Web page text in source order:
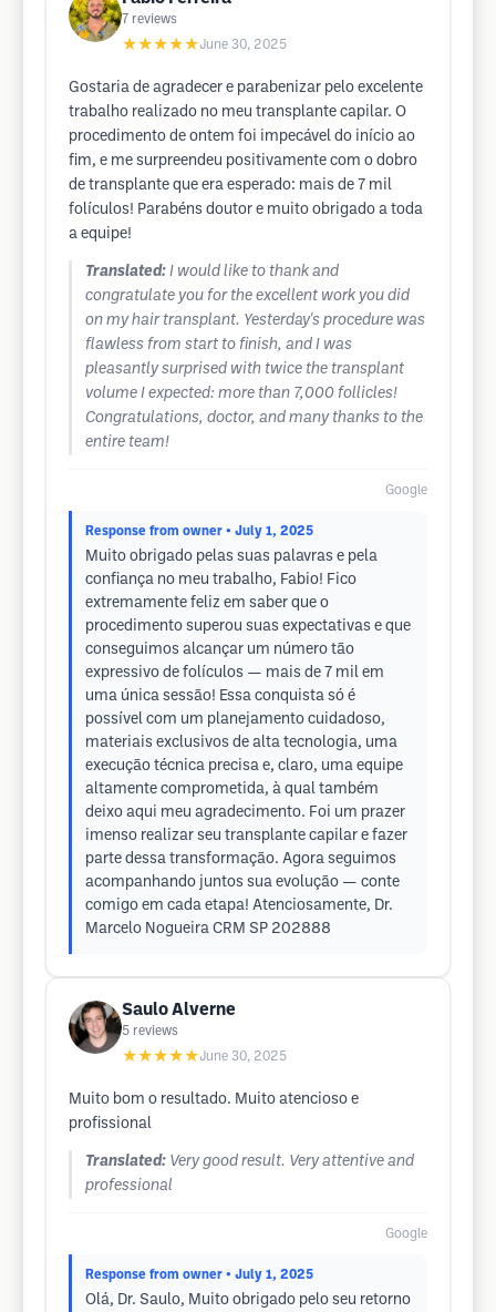
7 reviews
★★★★★June 30, 2025
Gostaria de agradecer e parabenizar pelo excelente
trabalho realizado no meu transplante capilar. O
procedimento de ontem foi impecável do início ao
fim, e me surpreendeu positivamente com o dobro
de transplante que era esperado: mais de 7 mil
folículos! Parabéns doutor e muito obrigado a toda
a equipe!
Translated: I would like to thank and
congratulate you for the excellent work you did
on my hair transplant. Yesterday's procedure was
flawless from start to finish, and I was
pleasantly surprised with twice the transplant
volume I expected: more than 7,000 follicles!
Congratulations, doctor, and many thanks to the
entire team!
Google
Response from owner • July 1, 2025
Muito obrigado pelas suas palavras e pela
confiança no meu trabalho, Fabio! Fico
extremamente feliz em saber que o
procedimento superou suas expectativas e que
conseguimos alcançar um número tão
expressivo de folículos — mais de 7 mil em
uma única sessão! Essa conquista só é
possível com um planejamento cuidadoso,
materiais exclusivos de alta tecnologia, uma
execução técnica precisa e, claro, uma equipe
altamente comprometida, à qual também
deixo aqui meu agradecimento. Foi um prazer
imenso realizar seu transplante capilar e fazer
parte dessa transformação. Agora seguimos
acompanhando juntos sua evolução — conte
comigo em cada etapa! Atenciosamente, Dr.
Marcelo Nogueira CRM SP 202888
Saulo Alverne
5 reviews
★★★★★June 30, 2025
Muito bom o resultado. Muito atencioso e
profissional
Translated: Very good result. Very attentive and
professional
Google
Response from owner • July 1, 2025
Olá, Dr. Saulo, Muito obrigado pelo seu retorno